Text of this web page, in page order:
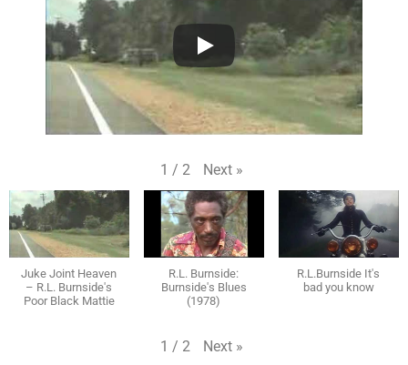
1 / 2 Next »
Juke Joint Heaven
– R.L. Burnside's
Poor Black Mattie
R.L. Burnside:
Burnside's Blues
(1978)
R.L.Burnside It's
bad you know
1 / 2 Next »